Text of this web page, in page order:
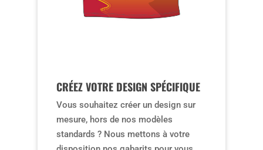
CRÉEZ VOTRE DESIGN SPÉCIFIQUE
Vous souhaitez créer un design sur
mesure, hors de nos modèles
standards ? Nous mettons à votre